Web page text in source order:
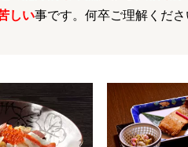
しい事です。何卒ご理解くだ